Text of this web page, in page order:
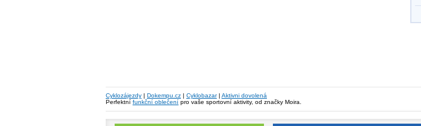
Cyklozájezdy | Dokempu.cz | Cyklobazar| Aktivni dovolená
Perfektní funkční oblečení pro vaše sportovní aktivity, od značky Moira.